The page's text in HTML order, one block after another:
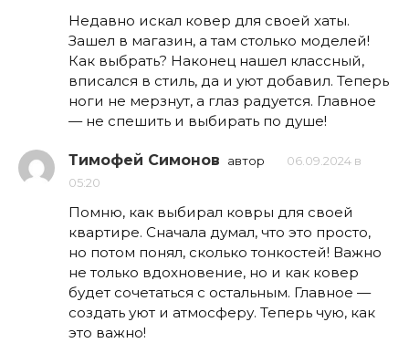
Недавно искал ковер для своей хаты.
Зашел в магазин, а там столько моделей!
Как выбрать? Наконец нашел классный,
вписался в стиль, да и уют добавил. Теперь
ноги не мерзнут, а глаз радуется. Главное
— не спешить и выбирать по душе!
Тимофей Симонов автор
06.09.2024 в
05:20
Помню, как выбирал ковры для своей
квартире. Сначала думал, что это просто,
но потом понял, сколько тонкостей! Важно
не только вдохновение, но и как ковер
будет сочетаться с остальным. Главное —
создать уют и атмосферу. Теперь чую, как
это важно!